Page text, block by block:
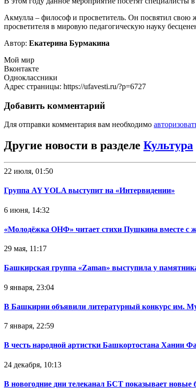
Акмулла – философ и просветитель. Он посвятил
просветителя в мировую педагогическую науку
Автор: Екатерина Бурмакина
Мой мир
Вконтакте
Одноклассники
Адрес страницы: https://ufavesti.ru/?p=6727
Добавить комментарий
Для отправки комментария вам необходимо
Другие новости в разделе Культура
22 июля, 01:50
Группа AY YOLA выступит на «Интервидении»
6 июня, 14:32
«Молодёжка ОНФ» читает стихи Пушкина вместе с
29 мая, 11:17
Башкирская группа «Zaman» выступила у
9 января, 23:04
В Башкирии объявили литературный конкурс им.
7 января, 22:59
В честь народной артистки Башкортостана Хании
24 декабря, 10:13
В новогодние дни телеканал БСТ показывает